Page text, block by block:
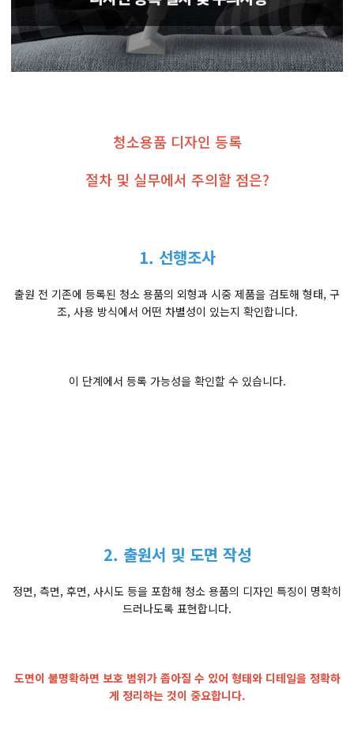
청소용품 디자인 등록
절차 및 실무에서 주의할 점은?
1. 선행조사
출원 전 기존에 등록된 청소 용품의 외형과 시중 제품을 검토해 형태, 구
조, 사용 방식에서 어떤 차별성이 있는지 확인합니다.
이 단계에서 등록 가능성을 확인할 수 있습니다.
2. 출원서 및 도면 작성
정면, 측면, 후면, 사시도 등을 포함해 청소 용품의 디자인 특징이 명확히
드러나도록 표현합니다.
도면이 불명확하면 보호 범위가 좁아질 수 있어 형태와 디테일을 정확하
게 정리하는 것이 중요합니다.